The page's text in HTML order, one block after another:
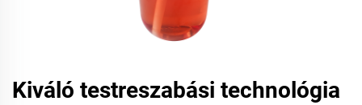
Kiváló testreszabási technológia